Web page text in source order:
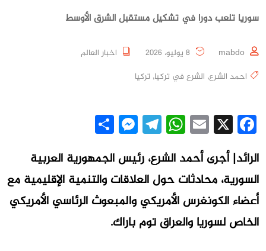
سوريا تلعب دورا في تشكيل مستقبل الشرق الأوسط
mabdo
اخبار العالم
احمد الشرع, الشرع في تركيا, تركيا
Facebook
X
Email
WhatsApp
Telegram
Messenger
الرائد| أجرى أحمد الشرع، رئيس الجمهورية العربية
السورية، محادثات حول العلاقات والتنمية الإقليمية مع
أعضاء الكونغرس الأمريكي والمبعوث الرئاسي الأمريكي
الخاص لسوريا والعراق توم باراك.